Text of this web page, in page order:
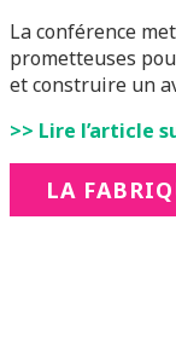
La conférence
prometteuses
et construire un
>> Lire l’article
LA